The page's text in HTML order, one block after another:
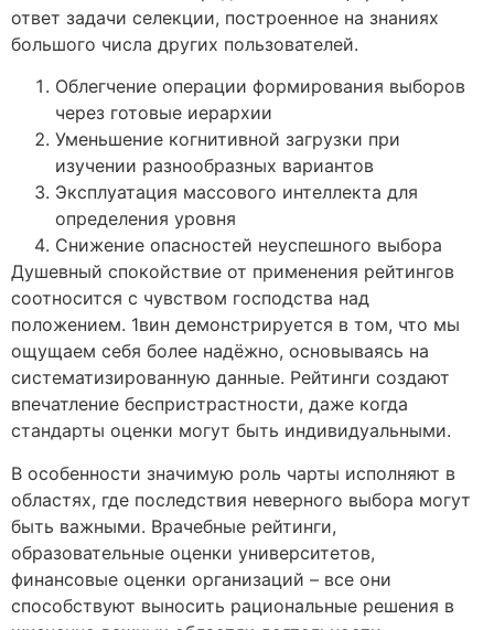
ответ задачи селекции, построенное на знаниях
большого числа других пользователей.
Облегчение операции формирования выборов
через готовые иерархии
Уменьшение когнитивной загрузки при
изучении разнообразных вариантов
Эксплуатация массового интеллекта для
определения уровня
Снижение опасностей неуспешного выбора
Душевный спокойствие от применения рейтингов
соотносится с чувством господства над
положением. 1вин демонстрируется в том, что мы
ощущаем себя более надёжно, основываясь на
систематизированную данные. Рейтинги создают
впечатление беспристрастности, даже когда
стандарты оценки могут быть индивидуальными.
В особенности значимую роль чарты исполняют в
областях, где последствия неверного выбора могут
быть важными. Врачебные рейтинги,
образовательные оценки университетов,
финансовые оценки организаций – все они
способствуют выносить рациональные решения в